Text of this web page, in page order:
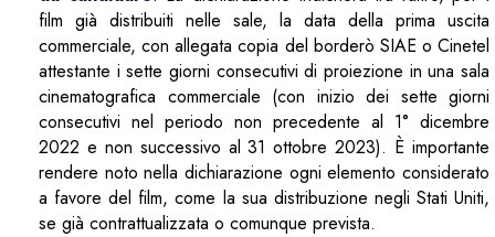
film già distribuiti nelle sale, la data della prima uscita
commerciale, con allegata copia del borderò SIAE o Cinetel
attestante i sette giorni consecutivi di proiezione in una sala
cinematografica commerciale (con inizio dei sette giorni
consecutivi nel periodo non precedente al 1° dicembre
2022 e non successivo al 31 ottobre 2023). È importante
rendere noto nella dichiarazione ogni elemento considerato
a favore del film, come la sua distribuzione negli Stati Uniti,
se già contrattualizzata o comunque prevista.